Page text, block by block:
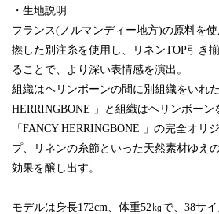
・生地説明
フランス(ノルマンディー地方)の原料を
撚した別注糸を使用し、リネンTOP引き
ることで、より深い表情感を演出。
組織はヘリンボーンの間に別組織をいれ
HERRINGBONE 」と組織はヘリンボーン
「FANCY HERRINGBONE 」の完全オリ
プ、リネンの糸節といった天然素材ゆえ
効果を醸し出す。
モデルは身長172cm、体重52㎏で、38サ